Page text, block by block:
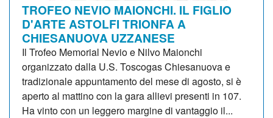
TROFEO NEVIO MAIONCHI. IL FIGLIO
D'ARTE ASTOLFI TRIONFA A
CHIESANUOVA UZZANESE
Il Trofeo Memorial Nevio e Nilvo Maionchi
organizzato dalla U.S. Toscogas Chiesanuova e
tradizionale appuntamento del mese di agosto, si è
aperto al mattino con la gara allievi presenti in 107.
Ha vinto con un leggero margine di vantaggio il...